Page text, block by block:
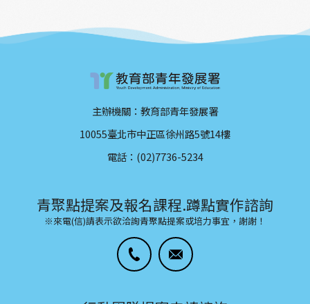
主辦機關：教育部青年發展署
10055臺北市中正區徐州路5號14樓
電話：(02)7736-5234
青聚點提案及報名課程.蹲點實作諮詢
※來電(信)請表示欲洽詢青聚點提案或培力事宜，謝謝！